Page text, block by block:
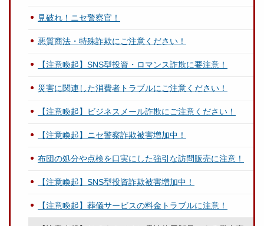
見破れ！ニセ警察官！
悪質商法・特殊詐欺にご注意ください！
【注意喚起】SNS型投資・ロマンス詐欺に要注意！
災害に関連した消費者トラブルにご注意ください！
【注意喚起】ビジネスメール詐欺にご注意ください！
【注意喚起】ニセ警察詐欺被害増加中！
布団の処分や点検を口実にした強引な訪問販売に注意！
【注意喚起】SNS型投資詐欺被害増加中！
【注意喚起】葬儀サービスの料金トラブルに注意！